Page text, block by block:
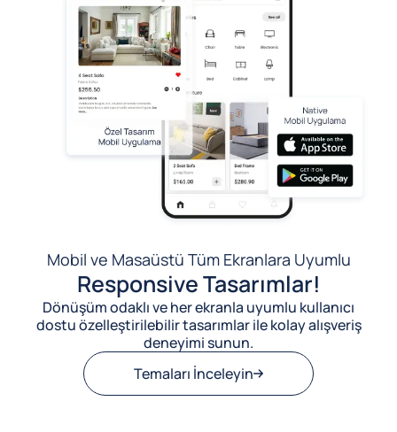
Mobil ve Masaüstü Tüm Ekranlara Uyumlu
Responsive Tasarımlar!
Dönüşüm odaklı ve her ekranla uyumlu kullanıcı
dostu özelleştirilebilir tasarımlar ile kolay alışveriş
deneyimi sunun.
Temaları İnceleyin